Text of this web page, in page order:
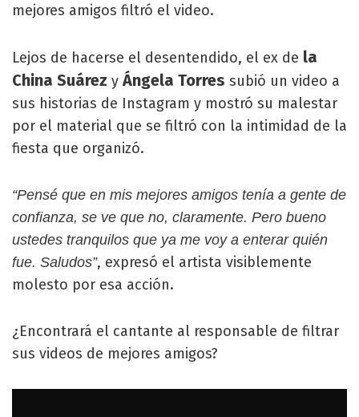
mejores amigos filtró el video.
Lejos de hacerse el desentendido, el ex de la
China Suárez yÁngela Torres subió un video a
sus historias de Instagram y mostró su malestar
por el material que se filtró con la intimidad de la
fiesta que organizó.
“Pensé que en mis mejores amigos tenía a gente de
confianza, se ve que no, claramente. Pero bueno
ustedes tranquilos que ya me voy a enterar quién
fue. Saludos”, expresó el artista visiblemente
molesto por esa acción.
¿Encontrará el cantante al responsable de filtrar
sus videos de mejores amigos?